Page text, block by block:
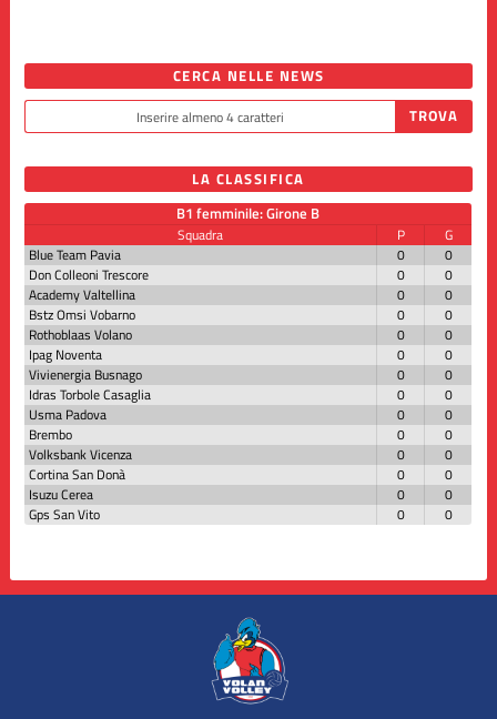
CERCA NELLE NEWS
LA CLASSIFICA
B1 femminile: Girone B
Squadra P
G
Blue Team Pavia
0
0
Don Colleoni Trescore
0
0
Academy Valtellina
0
0
Bstz Omsi Vobarno
0
0
Rothoblaas Volano
0
0
Ipag Noventa
0
0
Vivienergia Busnago
0
0
Idras Torbole Casaglia
0
0
Usma Padova
0
0
Brembo
0
0
Volksbank Vicenza
0
0
Cortina San Donà
0
0
Isuzu Cerea
0
0
Gps San Vito
0 0